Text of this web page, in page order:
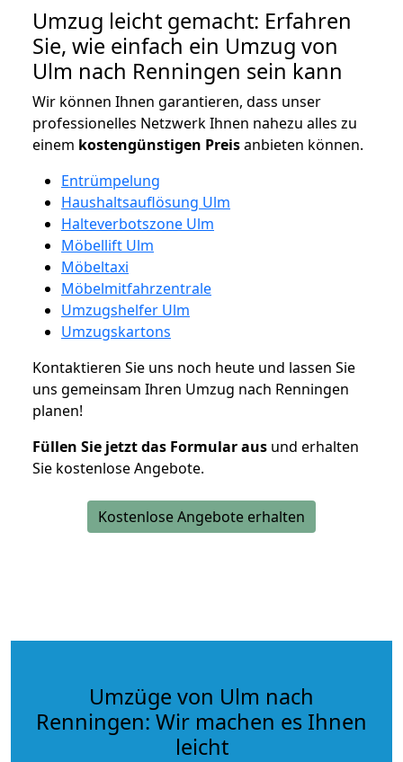
Umzug leicht gemacht: Erfahren
Sie, wie einfach ein Umzug von
Ulm nach Renningen sein kann
Wir können Ihnen garantieren, dass unser
professionelles Netzwerk Ihnen nahezu alles zu
einem kostengünstigen Preisanbieten können.
Entrümpelung
Haushaltsauflösung Ulm
Halteverbotszone Ulm
Möbellift Ulm
Möbeltaxi
Möbelmitfahrzentrale
Umzugshelfer Ulm
Umzugskartons
Kontaktieren Sie uns noch heute und lassen Sie
uns gemeinsam Ihren Umzug nach Renningen
planen!
Füllen Sie jetzt das Formular aus und erhalten
Sie kostenlose Angebote.
Kostenlose Angebote erhalten
Umzüge von Ulm nach
Renningen: Wir machen es Ihnen
leicht